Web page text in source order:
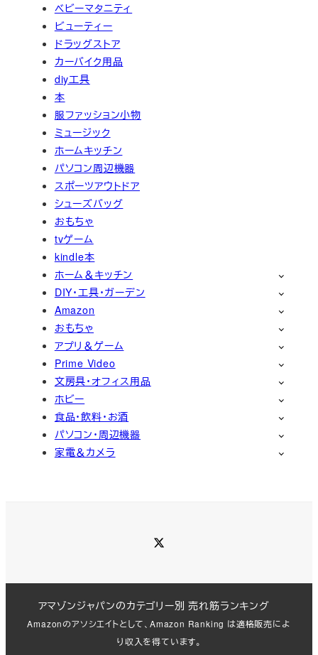
ベビーマタニティ
ビューティー
ドラッグストア
カーバイク用品
diy工具
本
服ファッション小物
ミュージック
ホームキッチン
パソコン周辺機器
スポーツアウトドア
シューズバッグ
おもちゃ
tvゲーム
kindle本
ホーム＆キッチン
DIY・工具・ガーデン
Amazon
おもちゃ
アプリ＆ゲーム
Prime Video
文房具・オフィス用品
ホビー
食品・飲料・お酒
パソコン・周辺機器
家電＆カメラ
アマゾンジャパンのカテゴリー別 売れ筋ランキング
Amazonのアソシエイトとして、Amazon Ranking は適格販売によ
り収入を得ています。